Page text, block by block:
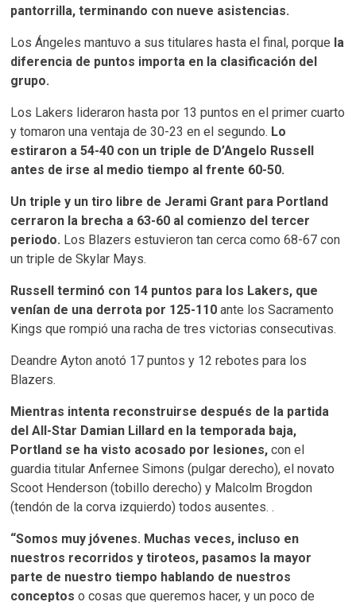
pantorrilla, terminando con nueve asistencias.
Los Ángeles mantuvo a sus titulares hasta el final, porque la
diferencia de puntos importa en la clasificación del
grupo.
Los Lakers lideraron hasta por 13 puntos en el primer cuarto
y tomaron una ventaja de 30-23 en el segundo. Lo
estiraron a 54-40 con un triple de D’Angelo Russell
antes de irse al medio tiempo al frente 60-50.
Un triple y un tiro libre de Jerami Grant para Portland
cerraron la brecha a 63-60 al comienzo del tercer
periodo. Los Blazers estuvieron tan cerca como 68-67 con
un triple de Skylar Mays.
Russell terminó con 14 puntos para los Lakers, que
venían de una derrota por 125-110 ante los Sacramento
Kings que rompió una racha de tres victorias consecutivas.
Deandre Ayton anotó 17 puntos y 12 rebotes para los
Blazers.
Mientras intenta reconstruirse después de la partida
del All-Star Damian Lillard en la temporada baja,
Portland se ha visto acosado por lesiones, con el
guardia titular Anfernee Simons (pulgar derecho), el novato
Scoot Henderson (tobillo derecho) y Malcolm Brogdon
(tendón de la corva izquierdo) todos ausentes. .
“Somos muy jóvenes. Muchas veces, incluso en
nuestros recorridos y tiroteos, pasamos la mayor
parte de nuestro tiempo hablando de nuestros
conceptos o cosas que queremos hacer, y un poco de